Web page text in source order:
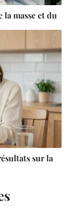
masse et du
sur la